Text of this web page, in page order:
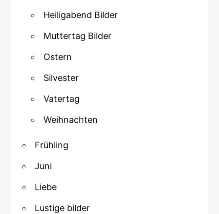
Heiligabend Bilder
Muttertag Bilder
Ostern
Silvester
Vatertag
Weihnachten
Frühling
Juni
Liebe
Lustige bilder